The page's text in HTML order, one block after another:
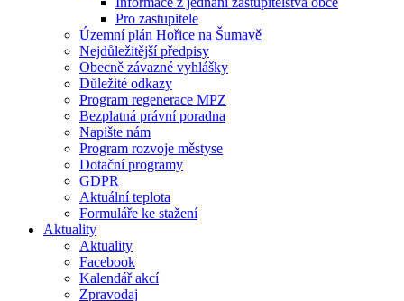
Pro zastupitele
Územní plán Hořice na Šumavě
Nejdůležitější předpisy
Obecně závazné vyhlášky
Důležité odkazy
Program regenerace MPZ
Bezplatná právní poradna
Napište nám
Program rozvoje městyse
Dotační programy
GDPR
Aktuální teplota
Formuláře ke stažení
Aktuality
Aktuality
Facebook
Kalendář akcí
Zpravodaj